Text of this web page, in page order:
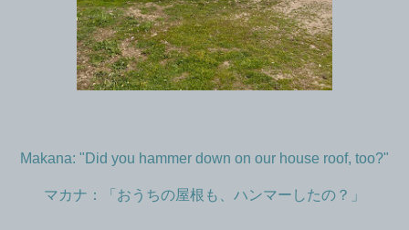
Makana: "Did you hammer down on our house roof, too?"
マカナ：「おうちの屋根も、ハンマーしたの？」